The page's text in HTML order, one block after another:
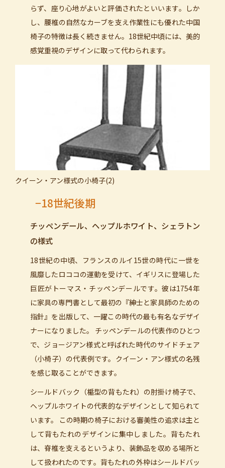
らず、座り心地がよいと評価されたといいます。しか
し、腰椎の自然なカーブを支え作業性にも優れた中国
椅子の特徴は長く続きません。18世紀中頃には、美的
感覚重視のデザインに取って代わられます。
クイーン・アン様式の小椅子(2)
−18世紀後期
チッペンデール、ヘップルホワイト、シェラトン
の様式
18世紀の中頃、フランスのルイ15世の時代に一世を
風靡したロココの運動を受けて、イギリスに登場した
巨匠がトーマス・チッペンデールです。彼は1754年
に家具の専門書として最初の『紳士と家具師のための
指針』を出版して、一躍この時代の最も有名なデザイ
ナーになりました。 チッペンデールの代表作のひとつ
で、ジョージアン様式と呼ばれた時代のサイドチェア
（小椅子）の代表例です。クイーン・アン様式の名残
を感じ取ることができます。
シールドバック（楯型の背もたれ）の肘掛け椅子で、
ヘップルホワイトの代表的なデザインとして知られて
います。 この時期の椅子における審美性の追求は主と
して背もたれのデザインに集中しました。背もたれ
は、脊椎を支えるというより、装飾品を収める場所と
して扱われたのです。背もたれの外枠はシールドバッ